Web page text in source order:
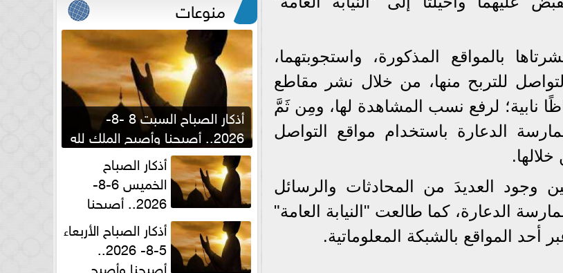
بالمواقع المذكورة، واستجوبتهما،
للتربح منها، من خلال نشر مقاطع
نابية؛ لرفع نسب المشاهدة لها، ومِن ثَمَّ
الدعارة باستخدام مواقع التواصل
وجود العديدَ من المحادثات والرسائل
الدعارة، كما طالعت "النيابة العامة"
أحد المواقع بالشبكة المعلوماتية.
منوعات
أذكار الصباح السبت 8 -8-
2026.. أصبحنا وأصبح الملك لله
والحمد لله
أذكار الصباح
الخميس 6-8-
2026.. أصبحنا
وأصبح الملك لله والحمد لله
أذكار الصباح الأربعاء
5-8- 2026..
أصبحنا وأصبح